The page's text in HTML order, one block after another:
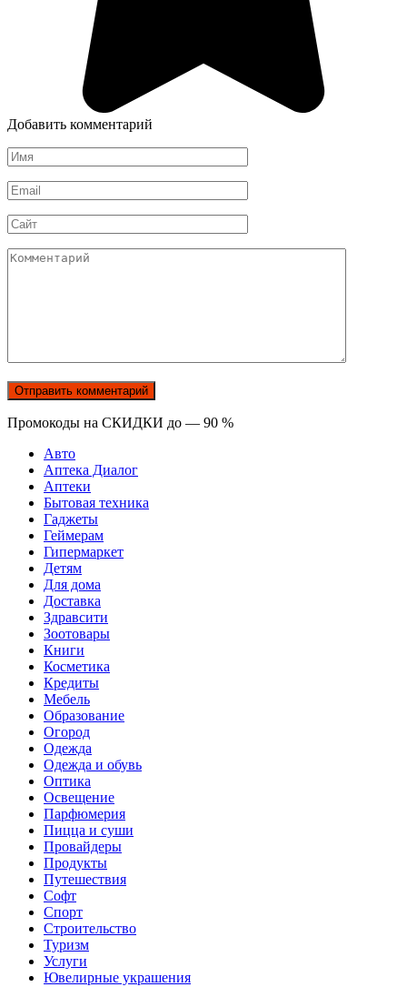
Добавить комментарий
Имя
*
Email
*
Сайт
Комментарий
Промокоды на СКИДКИ до — 90 %
Авто
Аптека Диалог
Аптеки
Бытовая техника
Гаджеты
Геймерам
Гипермаркет
Детям
Для дома
Доставка
Здравсити
Зоотовары
Книги
Косметика
Кредиты
Мебель
Образование
Огород
Одежда
Одежда и обувь
Оптика
Освещение
Парфюмерия
Пицца и суши
Провайдеры
Продукты
Путешествия
Софт
Спорт
Строительство
Туризм
Услуги
Ювелирные украшения